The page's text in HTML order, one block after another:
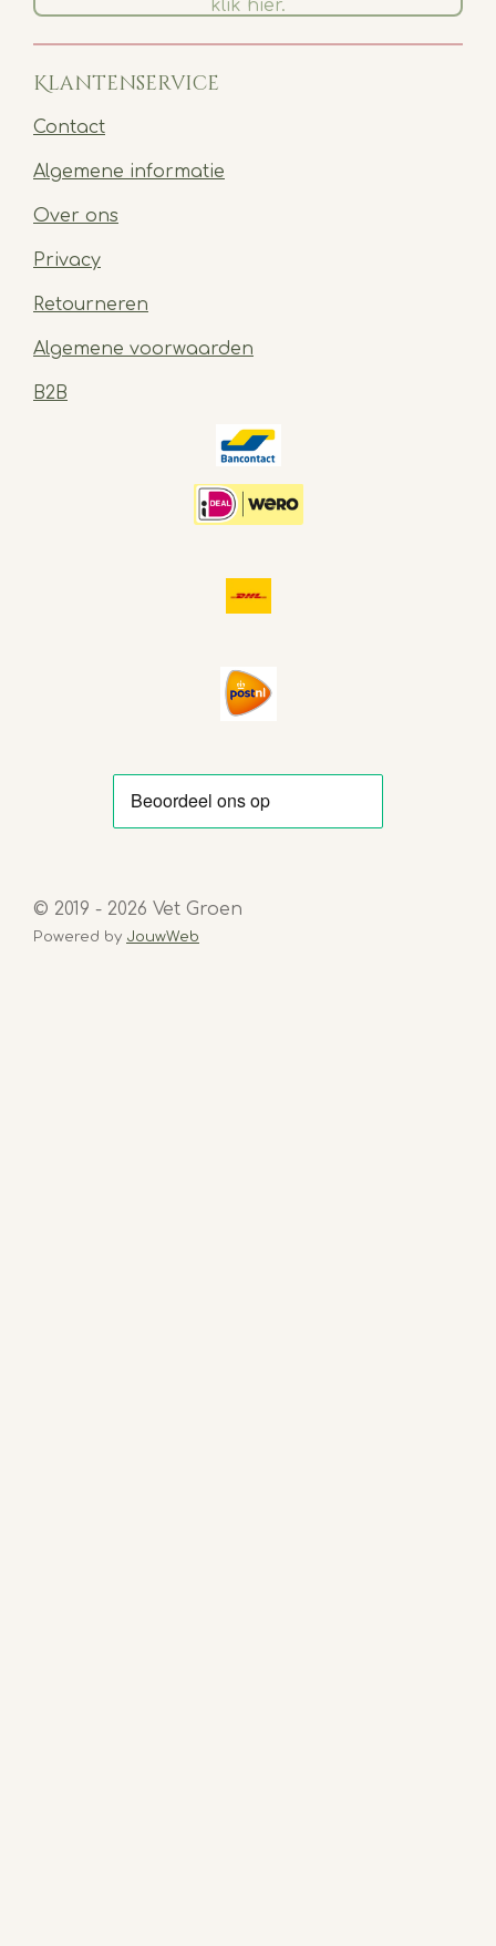
klik hier.
Klantenservice
Contact
Algemene informatie
Over ons
Privacy
Retourneren
Algemene voorwaarden
B2B
© 2019 - 2026 Vet Groen
Powered by JouwWeb